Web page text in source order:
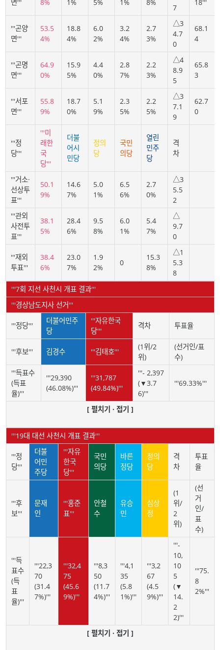
면''' 8% 1% 5% 1% 8%
7
18'''
'''곤양
면'''
53.5
4%
18.8
4%
6.0
2%
3.2
4%
2.7
3%
△3
4.7
0
68.1
4
'''곤명
면'''
64.9
0%
15.9
5%
4.4
0%
2.8
7%
2.2
3%
△4
8.9
5
65.8
3
'''서포
면'''
55.8
9%
18.7
0%
5.1
9%
2.3
5%
2.2
5%
△3
7.1
9
62.7
0
'''정
당'''
'''미
래한
국
당'''
더불
어시
민당
정의
당
국민
의당
열린
민주
당
격
차
'''거소·
선상투
표'''
50.1
9%
14.6
7%
5.0
1%
6.5
6%
2.7
0%
△3
5.5
2
'''관외
사전투
표'''
38.1
5%
28.4
6%
9.5
8%
6.0
1%
5.4
7%
△
9.7
0
'''재외
투표'''
38.4
6%
23.0
7%
1.9
2%
0
15.3
8%
△1
5.3
8
'''7회 지선 사천시 개표 결과'''
'''경상남도지사 선거'''
'''정당'''
더불어민주
당
'''자유한국
당'''
격차 투표율
'''후보''' 김경수 '''김태호'''
(1위/2
위)
(선거인/표
수)
'''득표수
(득표
율)'''
'''29,390
(46.08%)'''
'''31,787
(49.84%)'''
'''- 2,397
(▼3.7
6)'''
'''69.33%'''
[ 펼치기 · 접기 ]
'''19대 대선 사천시 개표 결과'''
'''정
당'''
더불
어민
주당
'''자유
한국
당'''
국민
의당
바른
정당
정의
당
격
차
투표
율
'''후
보'''
문재
인
'''홍준
표'''
안철
수
유승
민
심상
정
(1
위/
2
위)
(선
거
인/
표
수)
'''득
표수
(득
표
율)'''
'''22,3
70
(31.4
7%)'''
'''32,4
75
(45.6
9%)'''
'''8,3
50
(11.7
4%)'''
'''4,1
35
(5.8
1%)'''
'''3,2
67
(4.5
9%)'''
'''-
10,
10
5
(▼
14.
2
2)'''
'''75.
8
2%'''
[ 펼치기 · 접기 ]